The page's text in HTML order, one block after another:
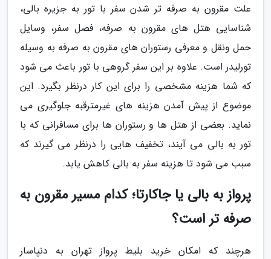
علت مقرون به صرفه تر شدن سفر با تور به جزیره بالی،
شناسایی هتل های مقرون به صرفه، فصل سفر، وسایل
حمل ونقل و معرفی رستوران های مقرون به صرفه به وسیله
تورلیدر است. علاوه بر این سفر گروهی با تور باعث می شود
که شما هزینه مشخصی را برای این کار درنظر بگیرد. این
موضوع از پیش آمدن هزینه های غیرمترقبه جلوگیری می
نماید. بعضی از هتل ها و رستوران ها برای مسافرانی که با
تور به بالی می آیند، تخفیف هایی را درنظر می گیرند که
سبب می شود تا هزینه سفر به بالی کاهش یابد.
پرواز به بالی یا جاکارتا؛ کدام مسیر مقرون به
صرفه تر است؟
هرچند که امکان خرید بلیط پرواز تهران به دنپاسار